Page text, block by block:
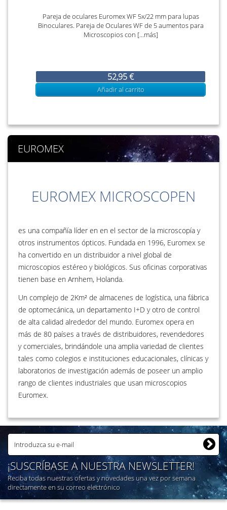
Pareja de oculares Euromex WF 5x/22 mm para lupas
Binoculares. Pareja de Oculares WF de 5 aumentos para
Microscopios con [...más]
52,95 €
Añadir al carrito
EUROMEX
EUROMEX MICROSCOPEN
es una compañía líder en en el sector de la microscopía y
otros instrumentos ópticos. Fundada en 1996, Euromex se
ha convertido en un distribuidor a nivel global de
microscopios estéreo y biológicos. Sus oficinas corporativas
tienen base en Arnhem, Holanda.
Un complejo de 2Km² de almacenes de logística, una fábrica
de optomecánica, un departamento I+D y otro de control
de alta calidad alrededor del mundo. Euromex opera en
más de 80 países a través de distribuidores, revendedores
y comerciales, brindándole una amplia variedad de clientes
tales como colegios e instituciones educacionales, clínicas y
laboratorios de investigación además de poseer un amplio
rango de clientes industriales que usan microscopios
Euromex.
¡SUSCRÍBASE A NUESTRA NEWSLETTER!
Reciba todas nuestras ofertas y novedades una vez por semana
directamente en su correo electrónico